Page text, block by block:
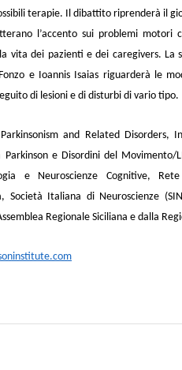
terapie. Il dibattito riprenderà il
l’accento sui problemi motori
vita dei pazienti e dei caregivers.
e Ioannis Isaias riguarderà le
di lesioni e di disturbi di vario tipo.
and Related Disorders,
e Disordini del Movimento/
e Neuroscienze Cognitive,
Italiana di Neuroscienze
Regionale Siciliana e dalla